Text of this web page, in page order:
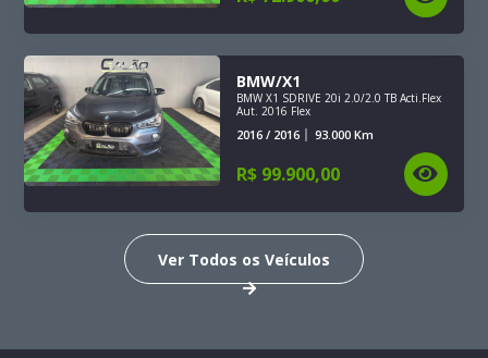
BMW/X1
BMW X1 SDRIVE 20i 2.0/2.0 TB Acti.Flex
Aut. 2016 Flex
2016 / 2016 93.000 Km
R$ 99.900,00
Ver Todos os Veículos